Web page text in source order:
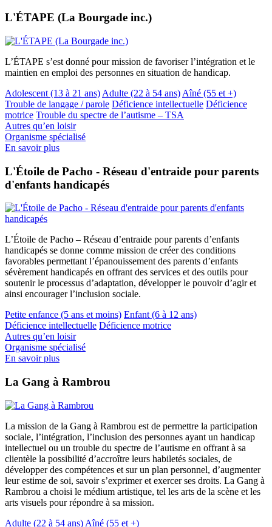
L'ÉTAPE (La Bourgade inc.)
L’ÉTAPE s’est donné pour mission de favoriser l’intégration et le
maintien en emploi des personnes en situation de handicap.
Adolescent (13 à 21 ans) Adulte (22 à 54 ans) Aîné (55 et +)
Trouble de langage / parole Déficience intellectuelle Déficience
motrice Trouble du spectre de l’autisme – TSA
Autres qu’en loisir
Organisme spécialisé
En savoir plus
L'Étoile de Pacho - Réseau d'entraide pour parents
d'enfants handicapés
L’Étoile de Pacho – Réseau d’entraide pour parents d’enfants
handicapés se donne comme mission de créer des conditions
favorables permettant l’épanouissement des parents d’enfants
sévèrement handicapés en offrant des services et des outils pour
soutenir le processus d’adaptation, développer le pouvoir d’agir et
ainsi encourager l’inclusion sociale.
Petite enfance (5 ans et moins) Enfant (6 à 12 ans)
Déficience intellectuelle Déficience motrice
Autres qu’en loisir
Organisme spécialisé
En savoir plus
La Gang à Rambrou
La mission de la Gang à Rambrou est de permettre la participation
sociale, l’intégration, l’inclusion des personnes ayant un handicap
intellectuel ou un trouble du spectre de l’autisme en offrant à sa
clientèle la possibilité d’accroître leurs habiletés sociales, de
développer des compétences et sur un plan personnel, d’augmenter
leur estime de soi, savoir s’exprimer et exercer ses droits. La Gang à
Rambrou a choisi le médium artistique, tel les arts de la scène et les
arts visuels pour répondre à sa mission.
Adulte (22 à 54 ans) Aîné (55 et +)